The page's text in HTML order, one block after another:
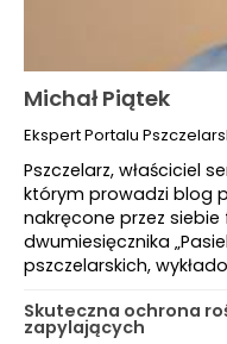
Michał Piątek
Ekspert Portalu
Pszczelarz, właściciel
którym prowadzi blog
nakręcone przez
dwumiesięcznika
pszczelarskich,
Skuteczna ochrona
zapylających